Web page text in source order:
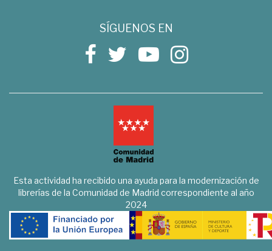
SÍGUENOS EN
Esta actividad ha recibido una ayuda para la modernización de
librerías de la Comunidad de Madrid correspondiente al año
2024